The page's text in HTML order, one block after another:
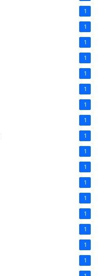
1
1
1
1
1
1
1
1
1
1
1
1
1
1
1
1
1